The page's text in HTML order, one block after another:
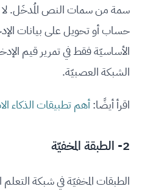
سمة من سمات النص المُدخَل. لا
حساب أو تحويل على بيانات
الأساسيّة فقط في تمرير قيم
الشبكة العصبيّة.
اقرأ أيضًا:أهم تطبيقات الذكاء
2- الطبقة المخفيّة
الطبقات المخفيّة في شبكة